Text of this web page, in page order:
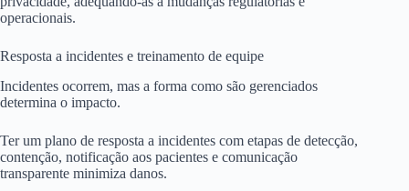
operacionais.
Resposta a incidentes e treinamento de equipe
Incidentes ocorrem, mas a forma como são gerenciados
determina o impacto.
Ter um plano de resposta a incidentes com etapas de detecção,
contenção, notificação aos pacientes e comunicação
transparente minimiza danos.